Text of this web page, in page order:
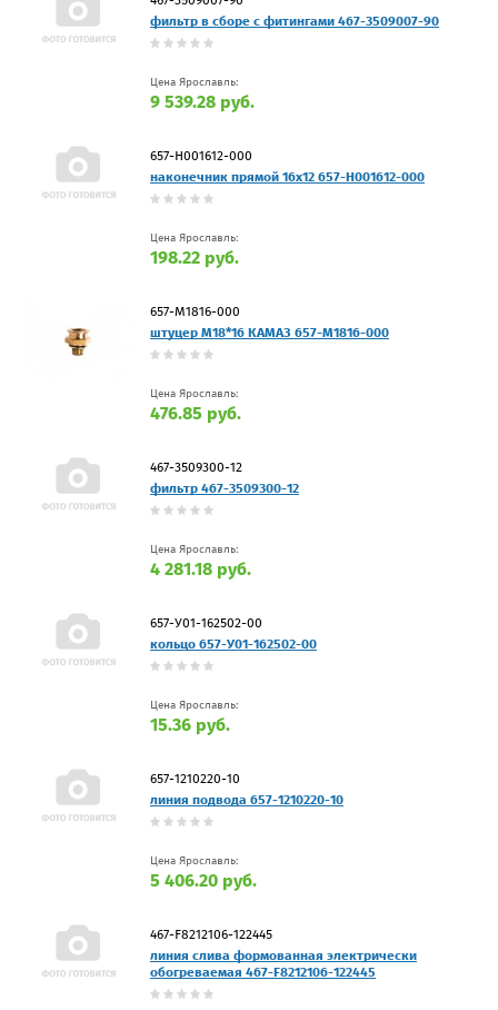
фильтр в сборе с фитингами 467-3509007-90
Цена Ярославль:
9 539.28 руб.
657-H001612-000
наконечник прямой 16х12 657-H001612-000
Цена Ярославль:
198.22 руб.
657-М1816-000
штуцер М18*16 КАМАЗ 657-М1816-000
Цена Ярославль:
476.85 руб.
467-3509300-12
фильтр 467-3509300-12
Цена Ярославль:
4 281.18 руб.
657-У01-162502-00
кольцо 657-У01-162502-00
Цена Ярославль:
15.36 руб.
657-1210220-10
линия подвода 657-1210220-10
Цена Ярославль:
5 406.20 руб.
467-F8212106-122445
линия слива формованная электрически
обогреваемая 467-F8212106-122445